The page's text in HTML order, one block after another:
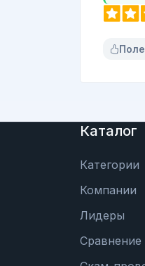
Каталог
Категории
Компании
Лидеры
Сравнение